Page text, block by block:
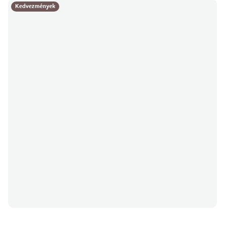
Kedvezmények